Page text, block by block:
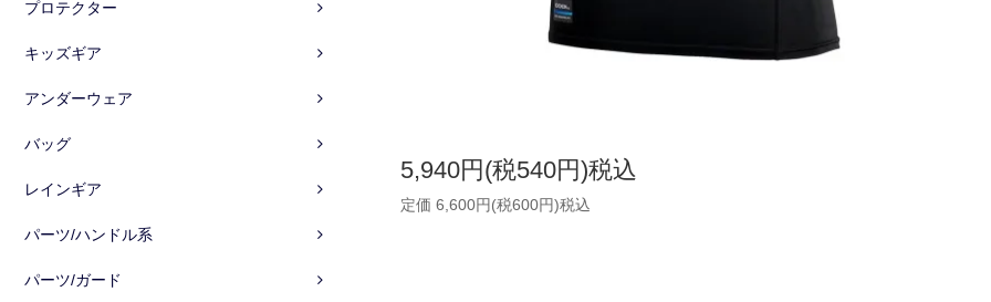
プロテクター
キッズギア
アンダーウェア
バッグ
レインギア
パーツ/ハンドル系
パーツ/ガード
5,940円(税540円)税込
定価 6,600円(税600円)税込